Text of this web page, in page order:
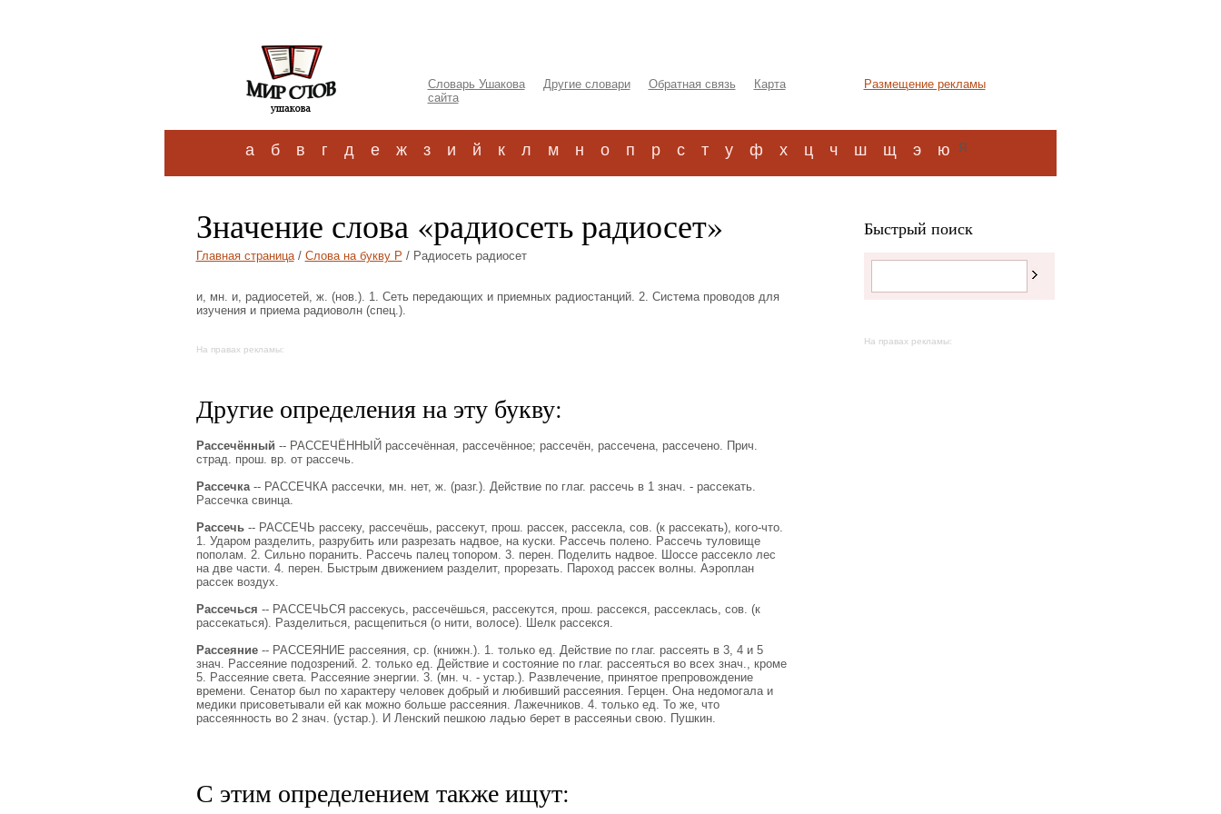
Словарь Ушакова Другие словари Обратная связь
Карта
сайта
Размещение рекламы
а б в г д е ж з и й к л м н о п р с т у ф х ц ч ш щ э ю я
Значение слова «радиосеть радиосет»
Главная страница/ Слова на букву Р / Радиосеть радиосет
и, мн. и, радиосетей, ж. (нов.). 1. Сеть передающих и приемных радиостанций. 2. Система проводов для
изучения и приема радиоволн (спец.).
На правах рекламы:
Другие определения на эту букву:
Рассечённый -- РАССЕЧЁННЫЙ рассечённая, рассечённое; рассечён, рассечена, рассечено. Прич.
страд. прош. вр. от рассечь.
Рассечка-- РАССЕЧКА рассечки, мн. нет, ж. (разг.). Действие по глаг. рассечь в 1 знач. - рассекать.
Рассечка свинца.
Рассечь-- РАССЕЧЬ рассеку, рассечёшь, рассекут, прош. рассек, рассекла, сов. (к рассекать), кого-что.
1. Ударом разделить, разрубить или разрезать надвое, на куски. Рассечь полено. Рассечь туловище
пополам. 2. Сильно поранить. Рассечь палец топором. 3. перен. Поделить надвое. Шоссе рассекло лес
на две части. 4. перен. Быстрым движением разделит, прорезать. Пароход рассек волны. Аэроплан
рассек воздух.
Рассечься -- РАССЕЧЬСЯ рассекусь, рассечёшься, рассекутся, прош. рассекся, рассеклась, сов. (к
рассекаться). Разделиться, расщепиться (о нити, волосе). Шелк рассекся.
Рассеяние-- РАССЕЯНИЕ рассеяния, ср. (книжн.). 1. только ед. Действие по глаг. рассеять в 3, 4 и 5
знач. Рассеяние подозрений. 2. только ед. Действие и состояние по глаг. рассеяться во всех знач., кроме
5. Рассеяние света. Рассеяние энергии. 3. (мн. ч. - устар.). Развлечение, принятое препровождение
времени. Сенатор был по характеру человек добрый и любивший рассеяния. Герцен. Она недомогала и
медики присоветывали ей как можно больше рассеяния. Лажечников. 4. только ед. То же, что
рассеянность во 2 знач. (устар.). И Ленский пешкою ладью берет в рассеяньи свою. Пушкин.
С этим определением также ищут:
Быстрый поиск
На правах рекламы: